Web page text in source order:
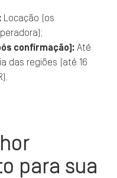
Locação (os
confirmação): Até
das regiões (até 16
para sua